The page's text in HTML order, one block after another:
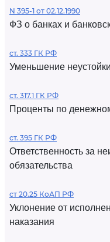
N 395-1 от 02.12.1990
ФЗ о банках и
ст. 333 ГК РФ
Уменьшение неустойки
ст. 317.1 ГК РФ
Проценты по
ст. 395 ГК РФ
Ответственность за
обязательства
ст 20.25 КоАП РФ
Уклонение от
наказания